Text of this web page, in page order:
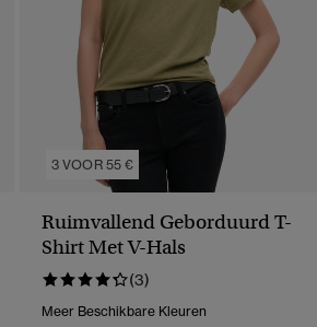
3 VOOR 55 €
Ruimvallend Geborduurd T-
Shirt Met V-Hals
(3)
Meer Beschikbare Kleuren